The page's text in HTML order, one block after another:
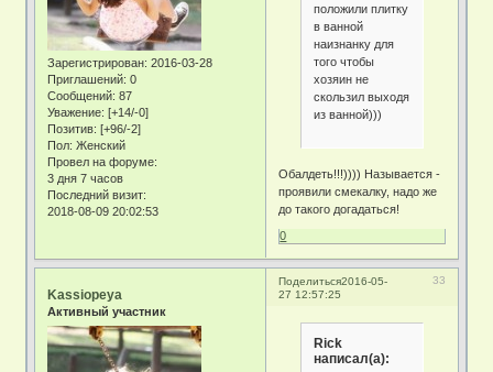
Зарегистрирован: 2016-03-28
Приглашений: 0
Сообщений: 87
Уважение: [+14/-0]
Позитив: [+96/-2]
Пол: Женский
Провел на форуме:
3 дня 7 часов
Последний визит:
2018-08-09 20:02:53
положили плитку
в ванной
наизнанку для
того чтобы
хозяин не
скользил выходя
из ванной)))
Обалдеть!!!)))) Называется -
проявили смекалку, надо же
до такого догадаться!
0
Поделиться 33
2016-05-
27 12:57:25
Kassiopeya
Активный участник
Rick
написал(а):